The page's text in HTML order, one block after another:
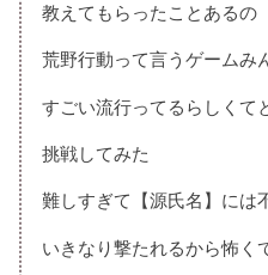
教えてもらったことあるの
荒野行動って言うゲームみ
すごい流行ってるらしくて
挑戦してみた
難しすぎて【源氏名】には
いきなり撃たれるから怖く